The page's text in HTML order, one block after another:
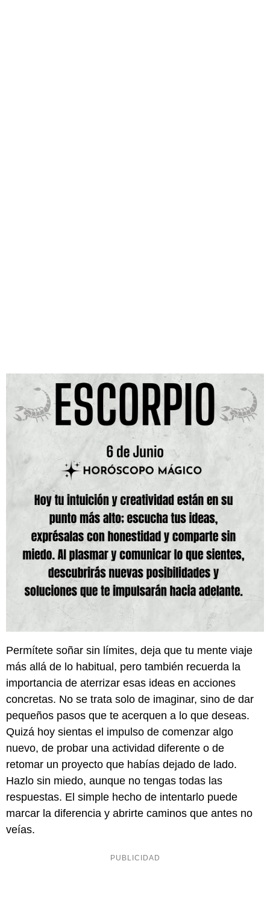
Permítete soñar sin límites, deja que tu mente viaje
más allá de lo habitual, pero también recuerda la
importancia de aterrizar esas ideas en acciones
concretas. No se trata solo de imaginar, sino de dar
pequeños pasos que te acerquen a lo que deseas.
Quizá hoy sientas el impulso de comenzar algo
nuevo, de probar una actividad diferente o de
retomar un proyecto que habías dejado de lado.
Hazlo sin miedo, aunque no tengas todas las
respuestas. El simple hecho de intentarlo puede
marcar la diferencia y abrirte caminos que antes no
veías.